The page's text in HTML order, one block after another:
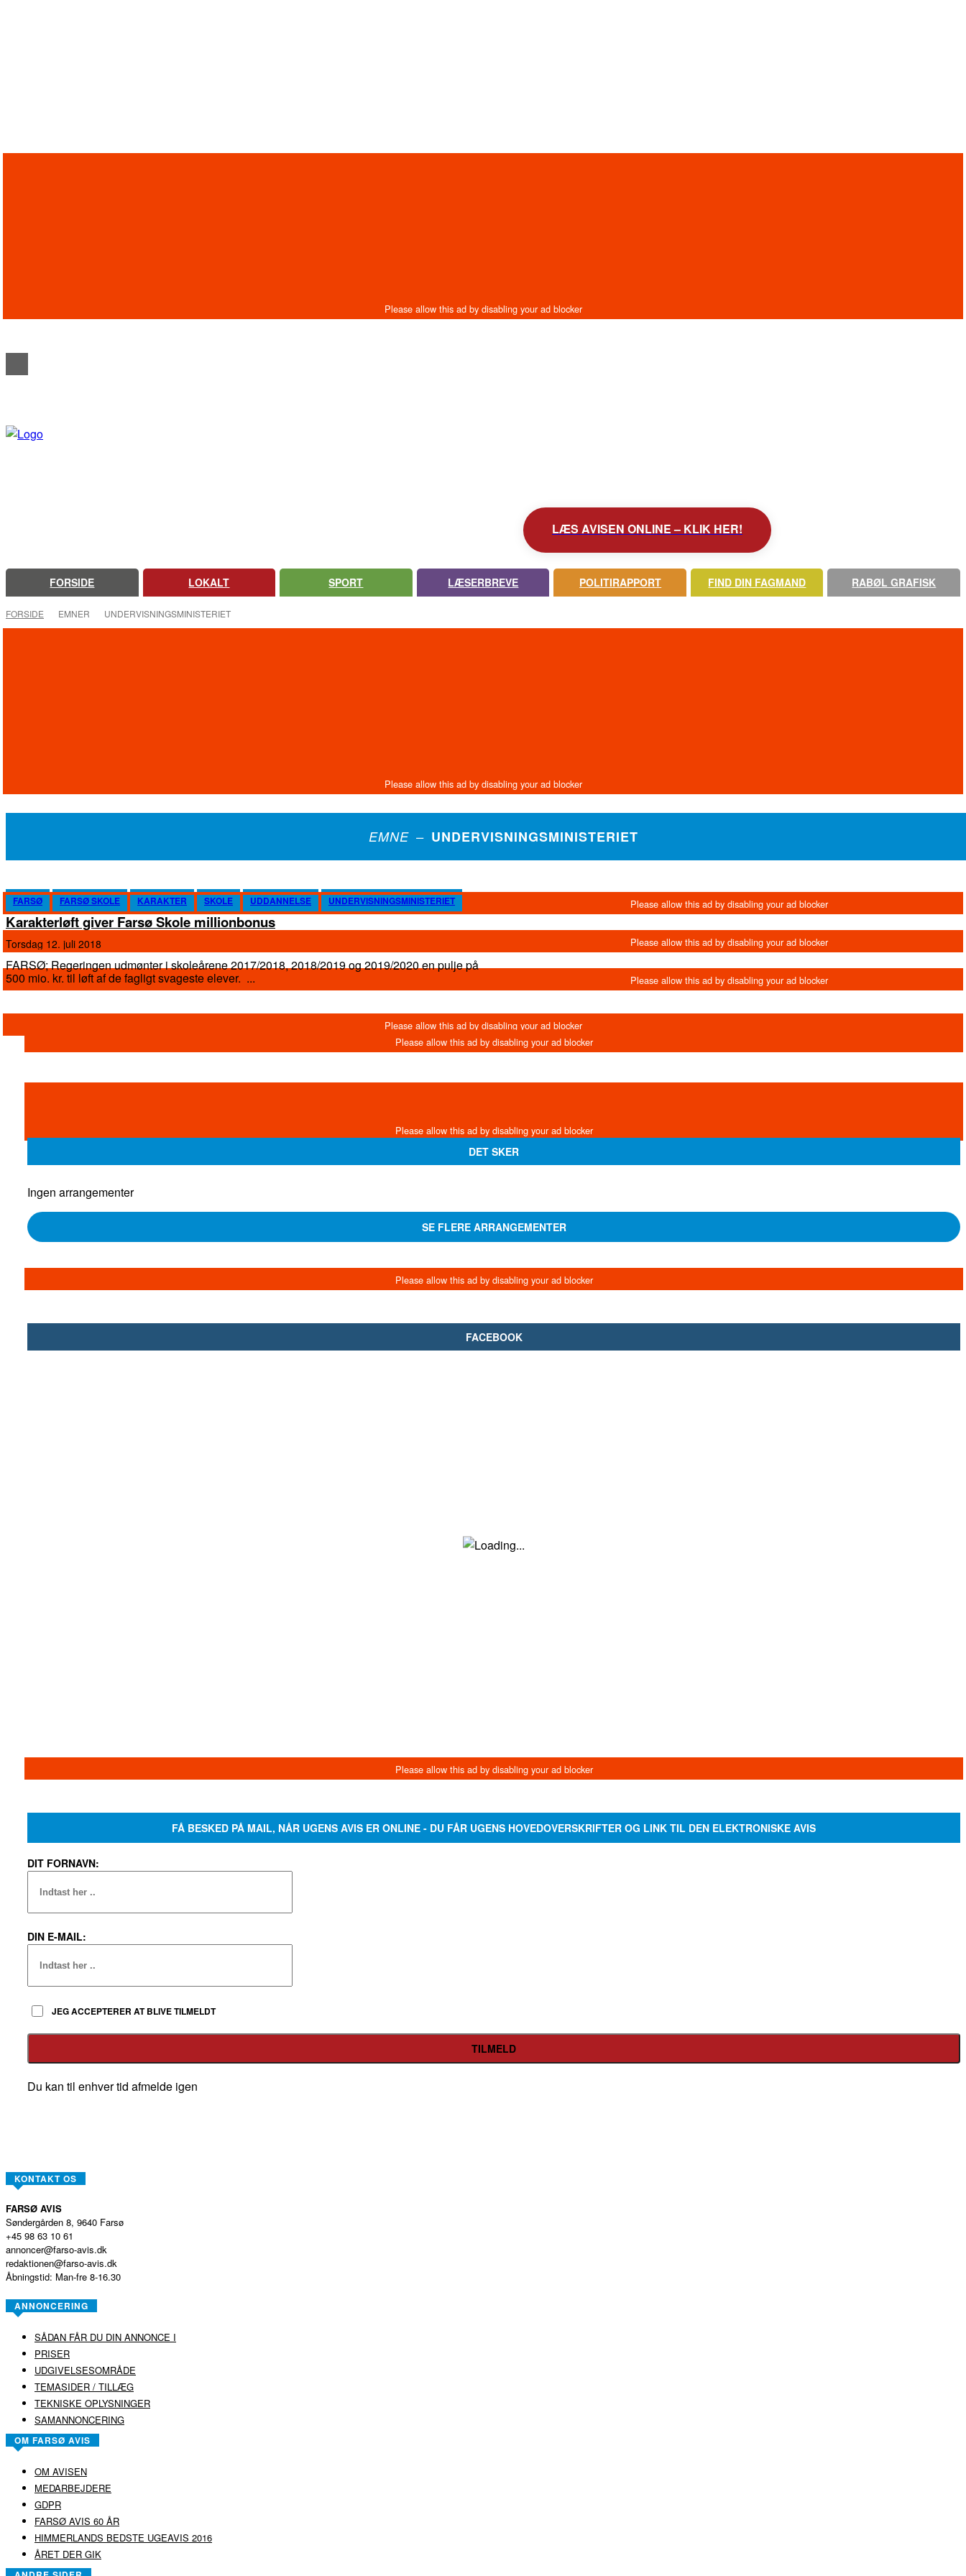
LÆS AVISEN ONLINE – KLIK HER!
FORSIDE LOKALT SPORT LÆSERBREVE POLITIRAPPORT FIND DIN FAGMAND RABØL GRAFISK
FORSIDE EMNER UNDERVISNINGSMINISTERIET
EMNE – UNDERVISNINGSMINISTERIET
FARSØ FARSØ SKOLE KARAKTER SKOLE UDDANNELSE UNDERVISNINGSMINISTERIET
Karakterløft giver Farsø Skole millionbonus
torsdag 12. juli 2018
FARSØ; Regeringen udmønter i skoleårene 2017/2018, 2018/2019 og 2019/2020 en pulje på
500 mio. kr. til løft af de fagligt svageste elever. ...
DET SKER
Ingen arrangementer
SE FLERE ARRANGEMENTER
FACEBOOK
FÅ BESKED PÅ MAIL, NÅR UGENS AVIS ER ONLINE - DU FÅR UGENS HOVEDOVERSKRIFTER OG LINK TIL DEN ELEKTRONISKE AVIS
DIT FORNAVN:
DIN E-MAIL:
JEG ACCEPTERER AT BLIVE TILMELDT
Du kan til enhver tid afmelde igen
KONTAKT OS
FARSØ AVIS
Søndergården 8, 9640 Farsø
+45 98 63 10 61
annoncer@farso-avis.dk
redaktionen@farso-avis.dk
Åbningstid: Man-fre 8-16.30
ANNONCERING
SÅDAN FÅR DU DIN ANNONCE I
PRISER
UDGIVELSESOMRÅDE
TEMASIDER / TILLÆG
TEKNISKE OPLYSNINGER
SAMANNONCERING
OM FARSØ AVIS
OM AVISEN
MEDARBEJDERE
GDPR
FARSØ AVIS 60 ÅR
HIMMERLANDS BEDSTE UGEAVIS 2016
ÅRET DER GIK